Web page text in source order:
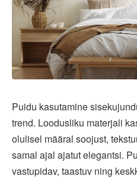
Puidu kasutamine
trend. Loodusliku materjali
olulisel määral soojust,
samal ajal ajatut elegantsi.
vastupidav, taastuv ning